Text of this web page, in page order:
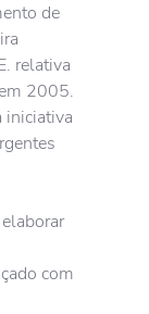
de
relativa
2005.
iniciativa
com